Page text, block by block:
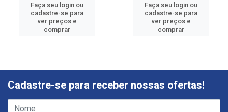
Faça seu login ou
cadastre-se para
ver preços e
comprar
Faça seu login ou
cadastre-se para
ver preços e
comprar
Cadastre-se para receber nossas ofertas!